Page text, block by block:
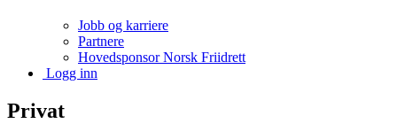
Jobb og karriere
Partnere
Hovedsponsor Norsk Friidrett
Logg inn
Privat